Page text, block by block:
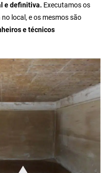
e definitiva. Executamos os
local, e os mesmos são
e técnicos